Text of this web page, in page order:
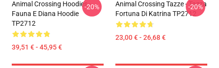
Animal Crossing Hoodies -
Fauna E Diana Hoodie
TP2712
39,51 € - 45,95 €
-20%
Animal Crossing Tazze - Tazza
Fortuna Di Katrina TP2712
23,00 € - 26,68 €
-20%